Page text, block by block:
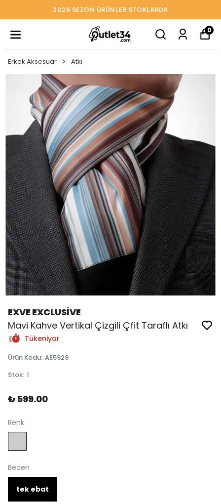
2026 SEZON ÜRÜNLER STOKLARDA
0
Erkek Aksesuar Atkı
EXVE EXCLUSİVE
Mavi Kahve Vertikal Çizgili Çfit Taraflı Atkı
Tükeniyor
Ürün Kodu: AE5929
Stok: 1
₺ 599.00
Renk
Beden
tek ebat